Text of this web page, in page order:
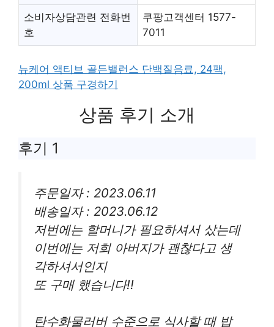
소비자상담관련 전화번
호
쿠팡고객센터 1577-
7011
뉴케어 액티브 골든밸런스 단백질음료, 24팩,
200ml 상품 구경하기
상품 후기 소개
후기 1
주문일자 : 2023.06.11
배송일자 : 2023.06.12
저번에는 할머니가 필요하셔서 샀는데
이번에는 저희 아버지가 괜찮다고 생
각하셔서인지
또 구매 했습니다!!
탄수화물러버 수준으로 식사할 때 밥